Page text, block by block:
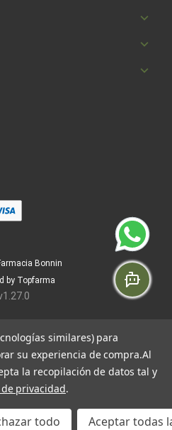
Bonnin
by Topfarma
similares) para
su experiencia de compra.Al
la recopilación de datos tal y
privacidad.
todo Aceptar todas